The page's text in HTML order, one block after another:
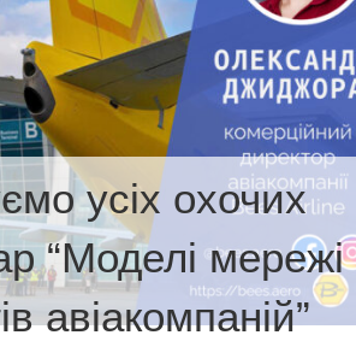
усіх охочих
“Моделі мережі
авіакомпаній”